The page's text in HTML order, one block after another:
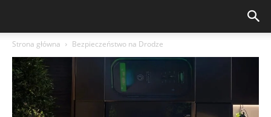
Strona główna Bezpieczeństwo na Drodze